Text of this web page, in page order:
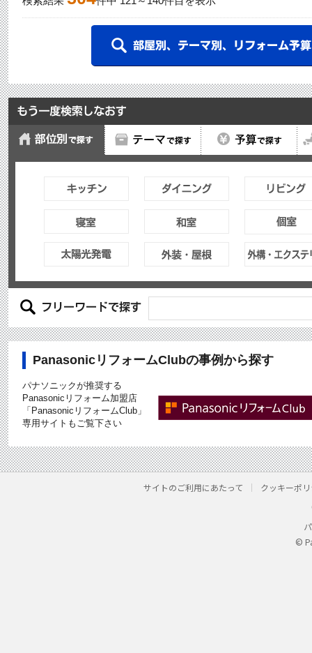
PanasonicリフォームClubの事例から探す
パナソニックが推奨する
Panasonicリフォーム加盟店
「PanasonicリフォームClub」
専用サイトもご覧下さい
サイトのご利用にあたって クッキーポ
©